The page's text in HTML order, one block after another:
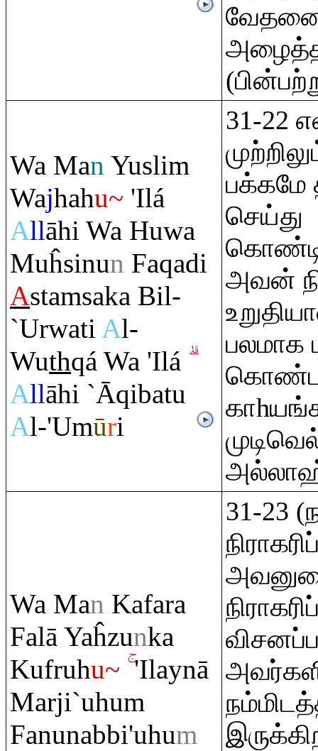
Wa Man Yuslim
Wajhahu~ 'Ilá
Allāhi Wa Huwa
Muĥsinun Faqadi
Astamsaka Bil-
`Urwati Al-
Wuthqá Wa 'Ilá
Allāhi `Āqibatu
Al-'Umūri
31-22
பக்கமே
செய்து
அவன்
பலமாக
Wa Man Kafara
Falā Yaĥzunka
Kufruhu~ 'Ilaynā
Marji`uhum
Fanunabbi'uhum
31-23